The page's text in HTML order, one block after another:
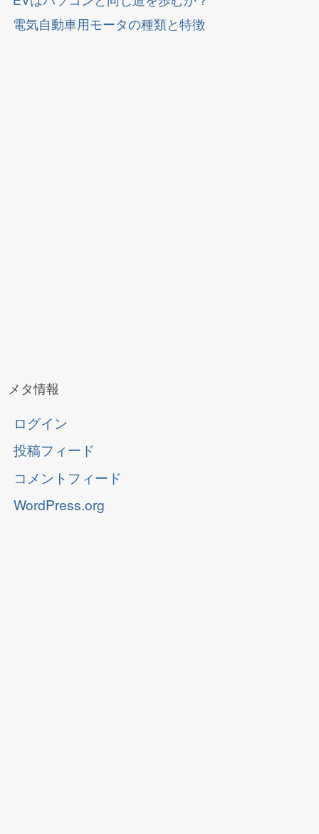
電気自動車用モータの種類と特徴
メタ情報
ログイン
投稿フィード
コメントフィード
WordPress.org